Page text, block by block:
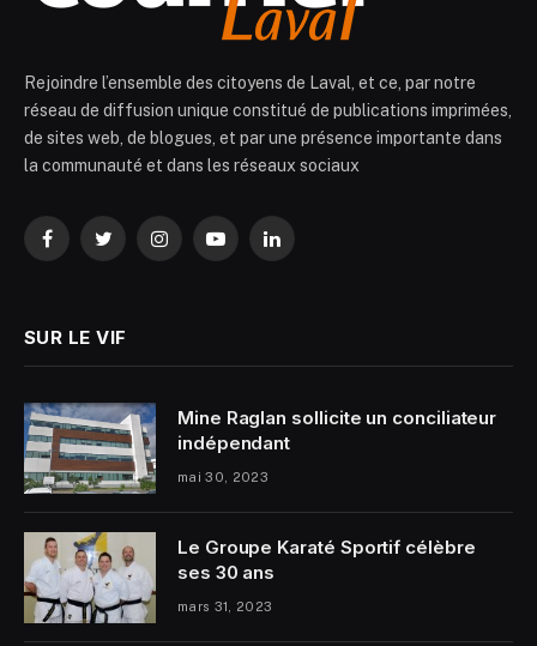
Rejoindre l’ensemble des citoyens de Laval, et ce, par notre
réseau de diffusion unique constitué de publications imprimées,
de sites web, de blogues, et par une présence importante dans
la communauté et dans les réseaux sociaux
FacebookTwitterInstagramYouTubeLinkedIn
SUR LE VIF
Mine Raglan sollicite un conciliateur
indépendant
mai 30, 2023
Le Groupe Karaté Sportif célèbre
ses 30 ans
mars 31, 2023